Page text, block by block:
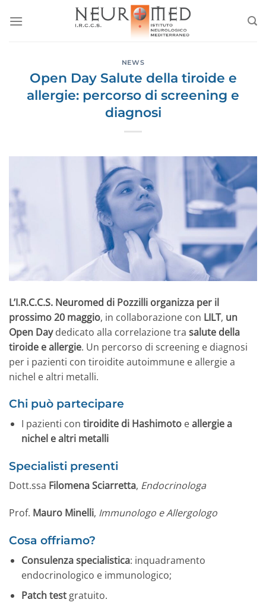
NEWS
Open Day Salute della tiroide e
allergie: percorso di screening e
diagnosi
L’I.R.C.C.S. Neuromed di Pozzilli organizza per il
prossimo 20 maggio, in collaborazione con LILT, un
Open Daydedicato alla correlazione tra salute della
tiroide e allergie. Un percorso di screening e diagnosi
per i pazienti con tiroidite autoimmune e allergie a
nichel e altri metalli.
Chi può partecipare
I pazienti con tiroidite di Hashimotoeallergie a
nichel e altri metalli
Specialisti presenti
Dott.ssa Filomena Sciarretta, Endocrinologa
Prof. Mauro Minelli, Immunologo e Allergologo
Cosa offriamo?
Consulenza specialistica: inquadramento
endocrinologico e immunologico;
Patch test gratuito.